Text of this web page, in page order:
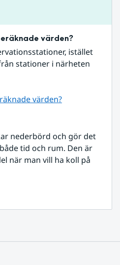
värden?
istället
stationer i närheten
värden?
nederbörd och gör det
tid och rum. Den är
när man vill ha koll på